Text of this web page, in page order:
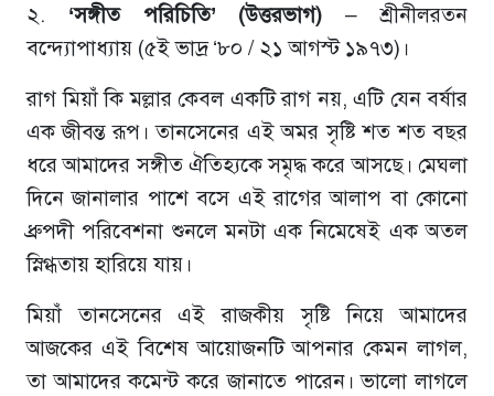
২. ‘সঙ্গীত পরিচিতি’ (উত্তরভাগ) – শ্রীনীলরতন
বন্দ্যোপাধ্যায় (৫ই ভাদ্র ‘৮০ / ২১ আগস্ট ১৯৭৩)।
রাগ মিয়াঁ কি মল্লার কেবল একটি রাগ নয়, এটি যেন বর্ষার
এক জীবন্ত রূপ। তানসেনের এই অমর সৃষ্টি শত শত বছর
ধরে আমাদের সঙ্গীত ঐতিহ্যকে সমৃদ্ধ করে আসছে। মেঘলা
দিনে জানালার পাশে বসে এই রাগের আলাপ বা কোনো
ধ্রুপদী পরিবেশনা শুনলে মনটা এক নিমেষেই এক অতল
স্নিগ্ধতায় হারিয়ে যায়।
মিয়াঁ তানসেনের এই রাজকীয় সৃষ্টি নিয়ে আমাদের
আজকের এই বিশেষ আয়োজনটি আপনার কেমন লাগল,
তা আমাদের কমেন্ট করে জানাতে পারেন। ভালো লাগলে